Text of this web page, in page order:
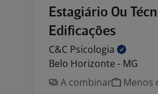
Estagiário Ou
Edificações
C&C Psicologia
Belo Horizonte - MG
A combinar
Menos